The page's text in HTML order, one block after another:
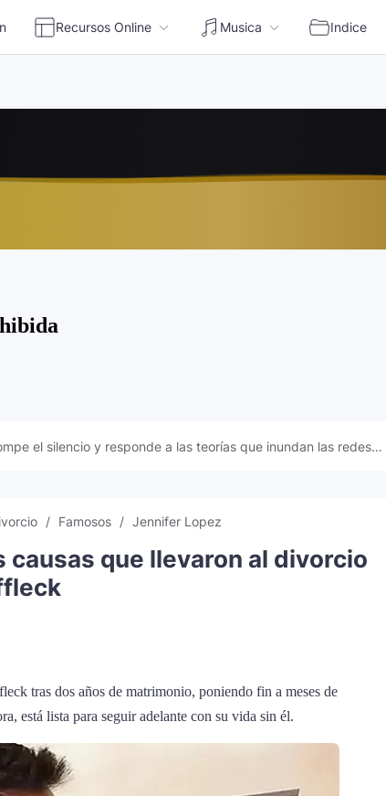
Recursos Online Musica Indice
el silencio y responde a las teorías que inundan las redes
Famosos Jennifer Lopez
causas que llevaron al divorcio
tras dos años de matrimonio, poniendo fin a meses de
está lista para seguir adelante con su vida sin él.